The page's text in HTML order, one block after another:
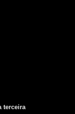
terceira